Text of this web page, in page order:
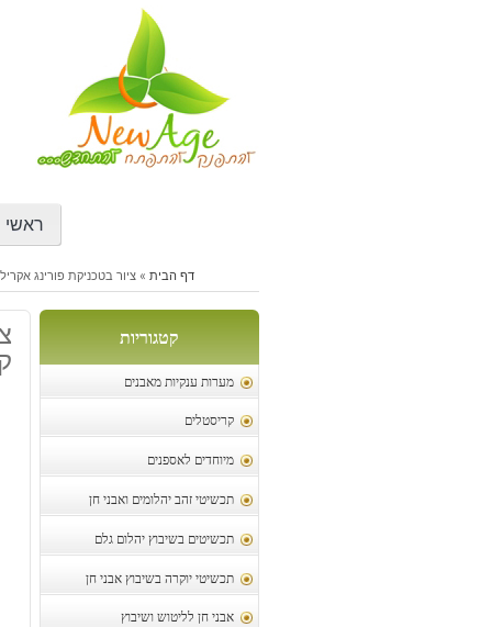
ראשי
דף הבית »ציור בטכניקת פורינג אקריליק עגול:
קטגוריות
מערות ענקיות מאבנים
קריסטלים
מיוחדים לאספנים
תכשיטי זהב יהלומים ואבני חן
תכשיטים בשיבוץ יהלום גלם
תכשיטי יוקרה בשיבוץ אבני חן
אבני חן לליטוש ושיבוץ